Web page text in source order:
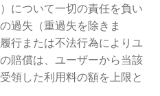
について一切の責任を負い
過失（重過失を除きま
行または不法行為によりユ
賠償は、ユーザーから当該
領した利用料の額を上限と